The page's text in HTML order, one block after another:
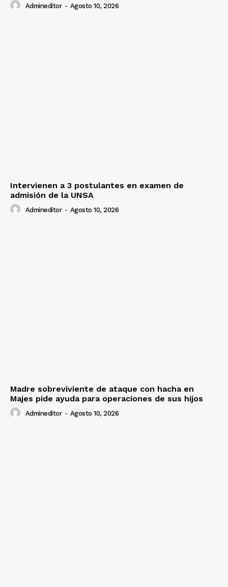
Admineditor - Agosto 10, 2026
Intervienen a 3 postulantes en examen de
admisión de la UNSA
Admineditor - Agosto 10, 2026
Madre sobreviviente de ataque con hacha en
Majes pide ayuda para operaciones de sus hijos
Admineditor - Agosto 10, 2026